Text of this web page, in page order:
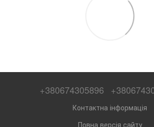
+380674305896
Контактна інформація
Повна версія сайту